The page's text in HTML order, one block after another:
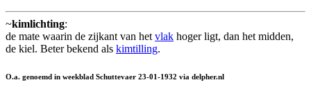
~kimlichting:
de mate waarin de zijkant van het vlak hoger ligt, dan het midden,
de kiel. Beter bekend als kimtilling.
O.a. genoemd in weekblad Schuttevaer 23-01-1932 via delpher.nl